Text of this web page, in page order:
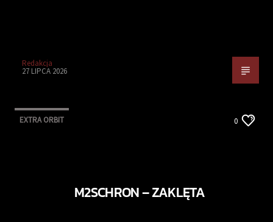
Redakcja
27 LIPCA 2026
EXTRA ORBIT 0
M2SCHRON – ZAKLĘTA